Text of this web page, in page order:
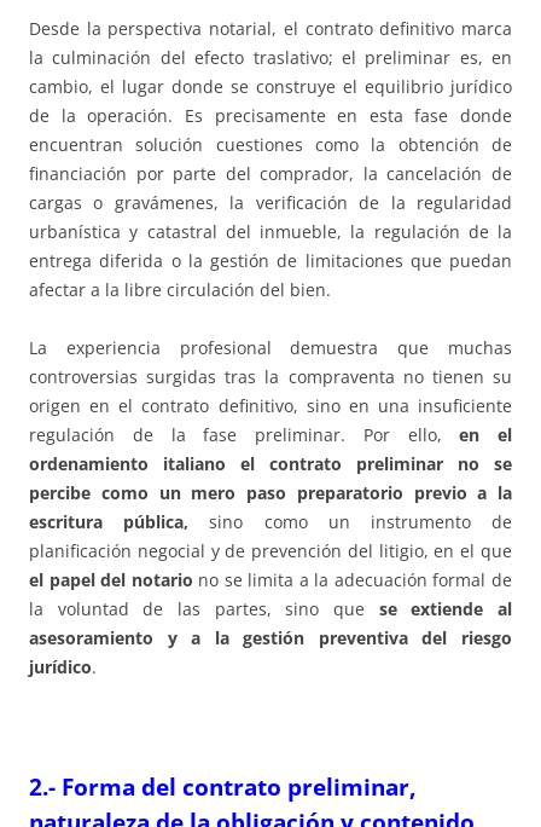
Desde la perspectiva notarial, el contrato definitivo marca
la culminación del efecto traslativo; el preliminar es, en
cambio, el lugar donde se construye el equilibrio jurídico
de la operación. Es precisamente en esta fase donde
encuentran solución cuestiones como la obtención de
financiación por parte del comprador, la cancelación de
cargas o gravámenes, la verificación de la regularidad
urbanística y catastral del inmueble, la regulación de la
entrega diferida o la gestión de limitaciones que puedan
afectar a la libre circulación del bien.
La experiencia profesional demuestra que muchas
controversias surgidas tras la compraventa no tienen su
origen en el contrato definitivo, sino en una insuficiente
regulación de la fase preliminar. Por ello,en el
ordenamiento italiano el contrato preliminar no se
percibe como un mero paso preparatorio previo a la
escritura pública,sino como un instrumento de
planificación negocial y de prevención del litigio, en el que
el papel del notario no se limita a la adecuación formal de
la voluntad de las partes, sino que se extiende al
asesoramiento y a la gestión preventiva del riesgo
jurídico.
2.- Forma del contrato preliminar,